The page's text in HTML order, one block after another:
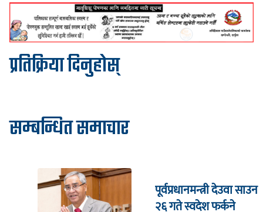
प्रतिक्रिया दिनुहोस्
सम्बन्धित समाचार
पूर्वप्रधानमन्त्री देउवा साउन
२६ गते स्वदेश फर्कने